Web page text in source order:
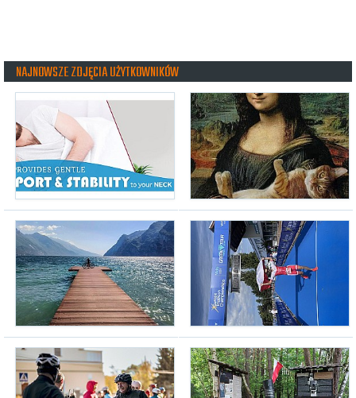
NAJNOWSZE ZDJĘCIA UŻYTKOWNIKÓW
snug360(22.07.2026, g. 12:52)
airmisio(01.06.2026, g. 08:56)
Riva del Garda 2026
darek65(06.12.2024, g. 18:14)